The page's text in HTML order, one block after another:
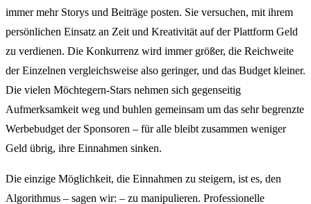
immer mehr Storys und Beiträge posten. Sie versuchen, mit ihrem
persönlichen Einsatz an Zeit und Kreativität auf der Plattform Geld
zu verdienen. Die Konkurrenz wird immer größer, die Reichweite
der Einzelnen vergleichsweise also geringer, und das Budget kleiner.
Die vielen Möchtegern-Stars nehmen sich gegenseitig
Aufmerksamkeit weg und buhlen gemeinsam um das sehr begrenzte
Werbebudget der Sponsoren – für alle bleibt zusammen weniger
Geld übrig, ihre Einnahmen sinken.
Die einzige Möglichkeit, die Einnahmen zu steigern, ist es, den
Algorithmus – sagen wir: – zu manipulieren. Professionelle